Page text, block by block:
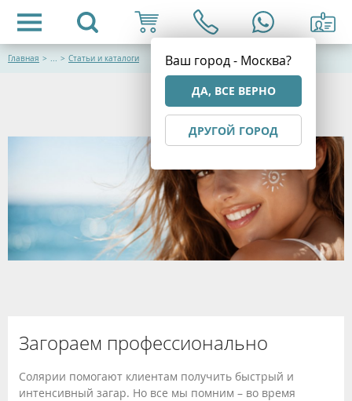
Ваш город - Москва?
ДА, ВСЕ ВЕРНО
ДРУГОЙ ГОРОД
Главная > ... > Статьи и каталоги
Загораем профессионально
Солярии помогают клиентам получить быстрый и
интенсивный загар. Но все мы помним – во время